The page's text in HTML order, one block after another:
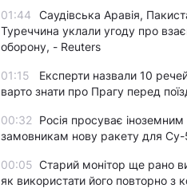
01:44
Саудівська Аравія,
Туреччина уклали угоду про
оборону, - Reuters
01:15
Експерти назвали 10
варто знати про Прагу перед
00:32
Росія просуває іноземним
замовникам нову ракету для Су-
00:05 Старий монітор ще рано
як використати його повторно з